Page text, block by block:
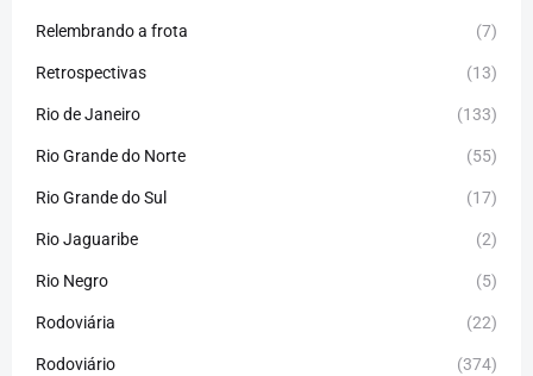
Relembrando a frota (7)
Retrospectivas (13)
Rio de Janeiro (133)
Rio Grande do Norte (55)
Rio Grande do Sul (17)
Rio Jaguaribe (2)
Rio Negro (5)
Rodoviária (22)
Rodoviário (374)